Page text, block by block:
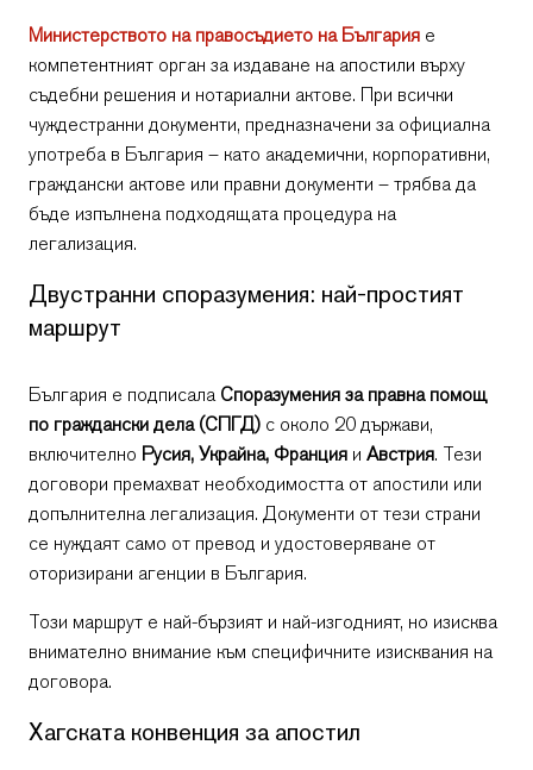
Министерството на правосъдието на България е
компетентният орган за издаване на апостили върху
съдебни решения и нотариални актове. При всички
чуждестранни документи, предназначени за официална
употреба в България – като академични, корпоративни,
граждански актове или правни документи – трябва да
бъде изпълнена подходящата процедура на
легализация.
Двустранни споразумения: най-простият
маршрут
България е подписалаСпоразумения за правна помощ
по граждански дела (СПГД) с около 20 държави,
включително Русия, Украйна, Франция и Австрия. Тези
договори премахват необходимостта от апостили или
допълнителна легализация. Документи от тези страни
се нуждаят само от превод и удостоверяване от
оторизирани агенции в България.
Този маршрут е най-бързият и най-изгодният, но изисква
внимателно внимание към специфичните изисквания на
договора.
Хагската конвенция за апостил